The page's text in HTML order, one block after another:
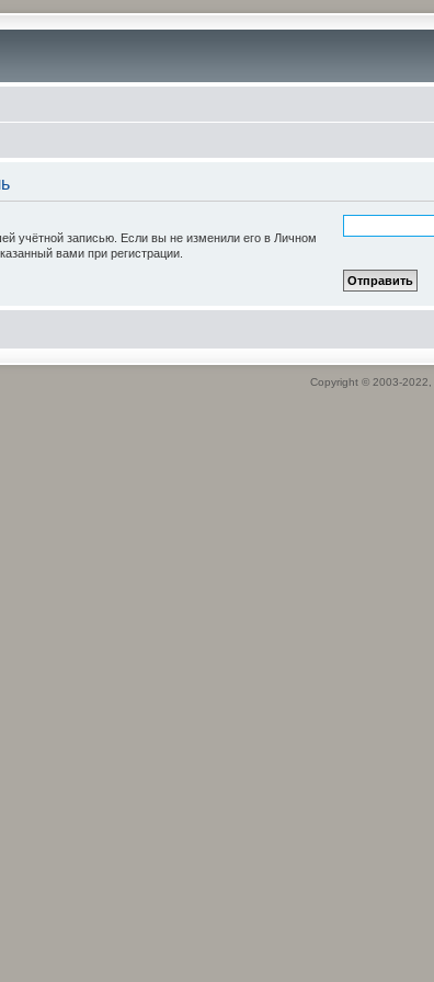
учётной записью. Если вы не изменили его в Личном
вами при регистрации.
Copyright © 2003-2022,